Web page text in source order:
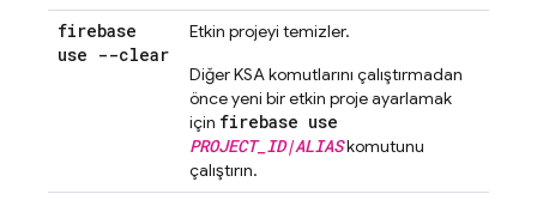
firebase
use --clear
Etkin projeyi temizler.
Diğer KSA komutlarını çalıştırmadan
önce yeni bir etkin proje ayarlamak
için firebase use
PROJECT_ID|ALIASkomutunu
çalıştırın.